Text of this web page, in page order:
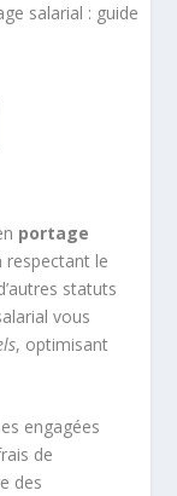
portage
respectant le
statuts
vous
, optimisant
engagées
de
des